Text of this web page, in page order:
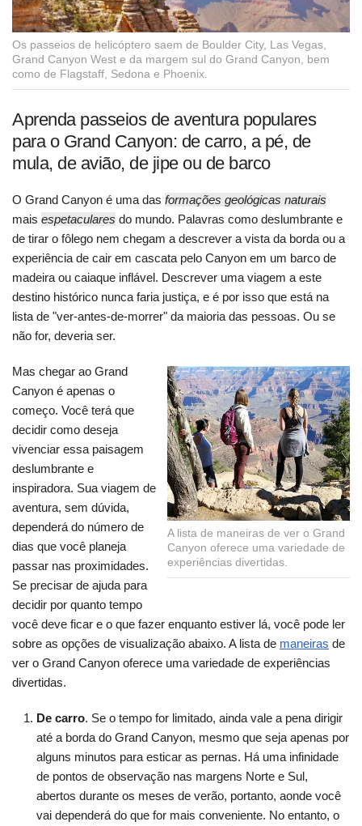
Os passeios de helicóptero saem de Boulder City, Las Vegas,
Grand Canyon West e da margem sul do Grand Canyon, bem
como de Flagstaff, Sedona e Phoenix.
Aprenda passeios de aventura populares
para o Grand Canyon: de carro, a pé, de
mula, de avião, de jipe ou de barco
O Grand Canyon é uma das formações geológicas naturais
mais espetaculares do mundo. Palavras como deslumbrante e
de tirar o fôlego nem chegam a descrever a vista da borda ou a
experiência de cair em cascata pelo Canyon em um barco de
madeira ou caiaque inflável. Descrever uma viagem a este
destino histórico nunca faria justiça, e é por isso que está na
lista de "ver-antes-de-morrer" da maioria das pessoas. Ou se
não for, deveria ser.
A lista de maneiras de ver o Grand
Canyon oferece uma variedade de
experiências divertidas.
Mas chegar ao Grand
Canyon é apenas o
começo. Você terá que
decidir como deseja
vivenciar essa paisagem
deslumbrante e
inspiradora. Sua viagem de
aventura, sem dúvida,
dependerá do número de
dias que você planeja
passar nas proximidades.
Se precisar de ajuda para
decidir por quanto tempo
você deve ficar e o que fazer enquanto estiver lá, você pode ler
sobre as opções de visualização abaixo. A lista de maneiras de
ver o Grand Canyon oferece uma variedade de experiências
divertidas.
De carro. Se o tempo for limitado, ainda vale a pena dirigir
até a borda do Grand Canyon, mesmo que seja apenas por
alguns minutos para esticar as pernas. Há uma infinidade
de pontos de observação nas margens Norte e Sul,
abertos durante os meses de verão, portanto, aonde você
vai dependerá do que for mais conveniente. No entanto, o